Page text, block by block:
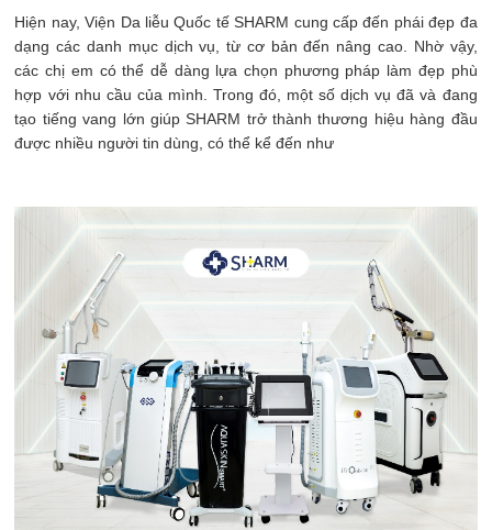
Hiện nay, Viện Da liễu Quốc tế SHARM cung cấp đến phái đẹp đa
dạng các danh mục dịch vụ, từ cơ bản đến nâng cao. Nhờ vậy,
các chị em có thể dễ dàng lựa chọn phương pháp làm đẹp phù
hợp với nhu cầu của mình. Trong đó, một số dịch vụ đã và đang
tạo tiếng vang lớn giúp SHARM trở thành thương hiệu hàng đầu
được nhiều người tin dùng, có thể kể đến như